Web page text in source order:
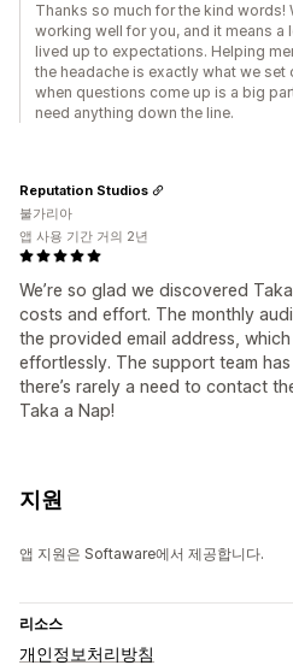
Thanks so much for the kind words!
working well for you, and it means a
lived up to expectations. Helping
the headache is exactly what we
when questions come up is a big
need anything down the line.
We’re so glad we discovered
costs and effort. The monthly
the provided email address,
effortlessly. The support team
there’s rarely a need to contact
Taka a Nap!
Reputation Studios
불가리아
앱 사용 기간 거의 2년
지원
앱 지원은 Softaware에서 제공합니다.
리소스
개인정보처리방침